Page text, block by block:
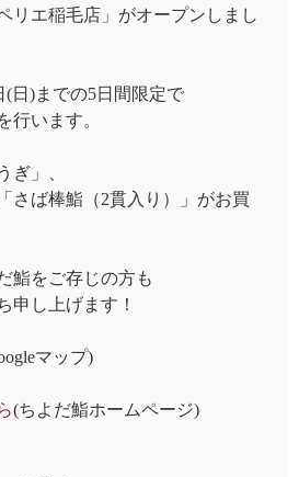
リエ稲毛店」がオープンしまし
(日)までの5日間限定で
行います。
ぎ」、
さば棒鮨（2貫入り）」がお買
鮨をご存じの方も
申し上げます！
マップ)
(ちよだ鮨ホームページ)